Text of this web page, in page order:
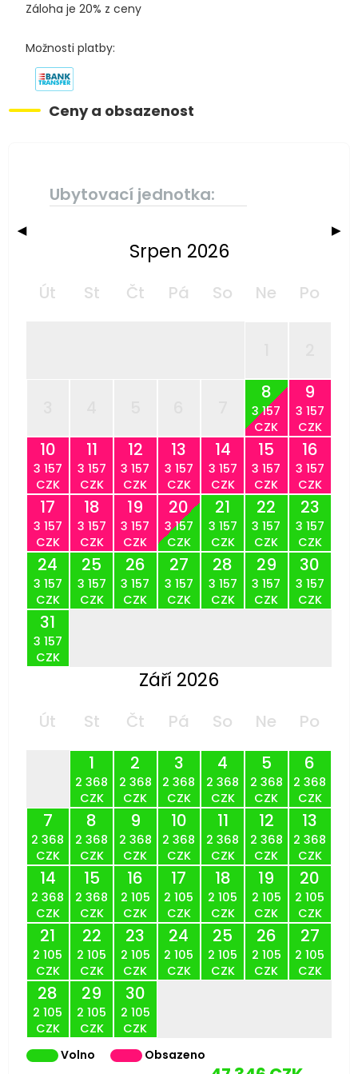
Záloha je 20% z ceny
Možnosti platby:
Ceny a obsazenost
Ubytovací jednotka:
◀ ▶
Srpen 2026
Út St Čt Pá So Ne Po
8
3 157
CZK
9
3 157
CZK
10
3 157
CZK
11
3 157
CZK
12
3 157
CZK
13
3 157
CZK
14
3 157
CZK
15
3 157
CZK
16
3 157
CZK
17
3 157
CZK
18
3 157
CZK
19
3 157
CZK
20
3 157
CZK
21
3 157
CZK
22
3 157
CZK
23
3 157
CZK
24
3 157
CZK
25
3 157
CZK
26
3 157
CZK
27
3 157
CZK
28
3 157
CZK
29
3 157
CZK
30
3 157
CZK
31
3 157
CZK
Září 2026
Út St Čt Pá So Ne
Po
1
2 368
CZK
2
2 368
CZK
3
2 368
CZK
4
2 368
CZK
5
2 368
CZK
6
2 368
CZK
7
2 368
CZK
8
2 368
CZK
9
2 368
CZK
10
2 368
CZK
11
2 368
CZK
12
2 368
CZK
13
2 368
CZK
14
2 368
CZK
15
2 368
CZK
16
2 105
CZK
17
2 105
CZK
18
2 105
CZK
19
2 105
CZK
20
2 105
CZK
21
2 105
CZK
22
2 105
CZK
23
2 105
CZK
24
2 105
CZK
25
2 105
CZK
26
2 105
CZK
27
2 105
CZK
28
2 105
CZK
29
2 105
CZK
30
2 105
CZK
Volno
Obsazeno